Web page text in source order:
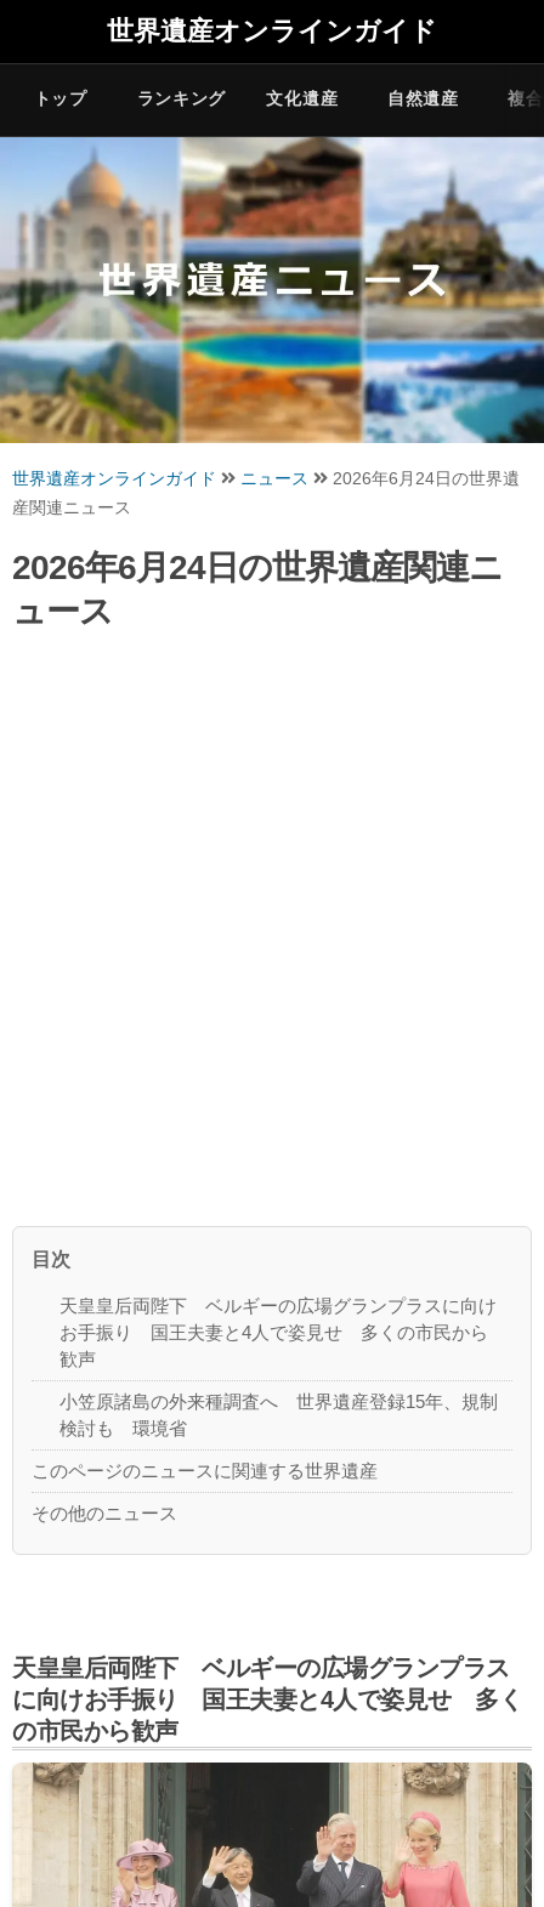
世界遺産オンラインガイド
トップ ランキング 文化遺産 自然遺産 複
世界遺産オンラインガイド ニュース
2026年6月24日の世界遺
産関連ニュース
2026年6月24日の世界遺産関連ニ
ュース
目次
天皇皇后両陛下 ベルギーの広場グランプラスに向け
お手振り 国王夫妻と4人で姿見せ 多くの市民から
歓声
小笠原諸島の外来種調査へ 世界遺産登録15年、規制
検討も 環境省
このページのニュースに関連する世界遺産
その他のニュース
天皇皇后両陛下 ベルギーの広場グランプラス
に向けお手振り 国王夫妻と4人で姿見せ 多く
の市民から歓声